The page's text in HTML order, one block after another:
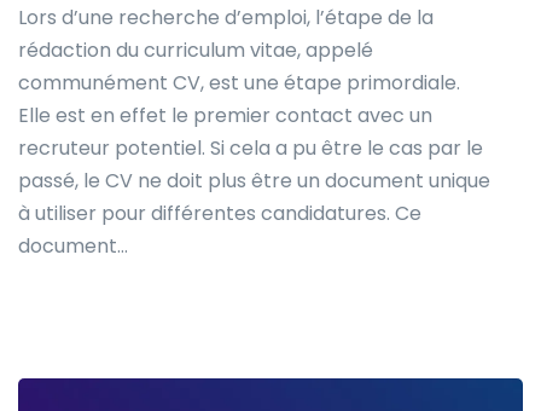
Lors d’une recherche d’emploi, l’étape de la
rédaction du curriculum vitae, appelé
communément CV, est une étape primordiale.
Elle est en effet le premier contact avec un
recruteur potentiel. Si cela a pu être le cas par le
passé, le CV ne doit plus être un document unique
à utiliser pour différentes candidatures. Ce
document…